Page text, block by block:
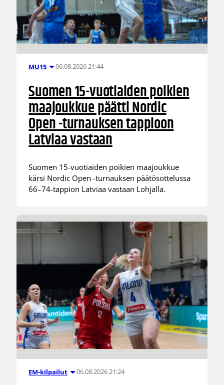
MU15 06.08.2026 21:44
Suomen 15-vuotiaiden poikien
maajoukkue päätti Nordic
Open -turnauksen tappioon
Latviaa vastaan
Suomen 15-vuotiaiden poikien maajoukkue
kärsi Nordic Open -turnauksen päätösottelussa
66–74-tappion Latviaa vastaan Lohjalla.
EM-kilpailut 06.08.2026 21:24